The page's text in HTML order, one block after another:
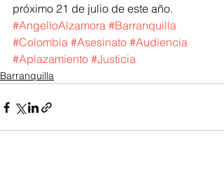
próximo 21 de julio de este año.
#AngelloAlzamora #Barranquilla
#Colombia #Asesinato #Audiencia
#Aplazamiento #Justicia
Barranquilla